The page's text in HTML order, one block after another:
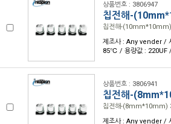
상품번호 : 3806947
칩전해-
칩전해-
제조사 : Any vender /
85℃ / 용량값 : 220UF /
상품번호 : 3806941
칩전해-
칩전해-(8mm*10mm)
제조사 : Any vender /